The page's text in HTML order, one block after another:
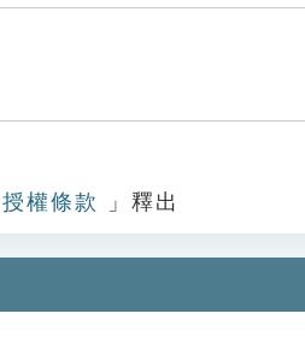
權條款 」釋出